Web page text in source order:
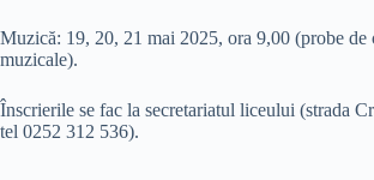
Muzică: 19, 20, 21 mai 2025, ora 9,00 (probe de
muzicale).
Înscrierile se fac la secretariatul liceului (strada
tel 0252 312 536).